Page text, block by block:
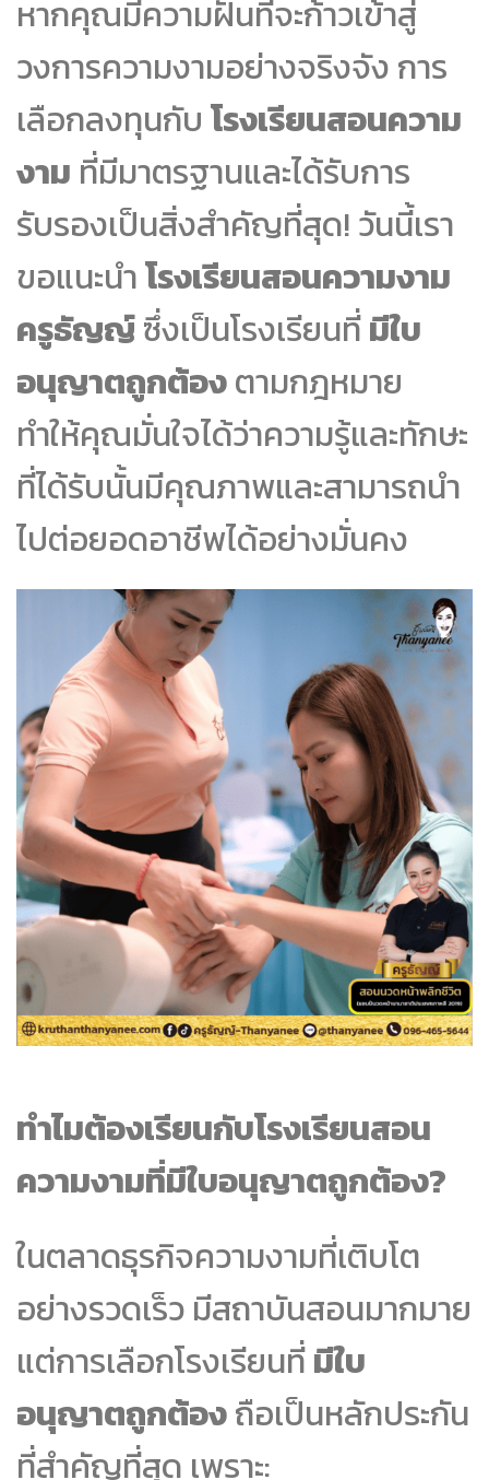
หากคุณมีความฝันที่จะก้าวเข้าสู่
วงการความงามอย่างจริงจัง การ
เลือกลงทุนกับ โรงเรียนสอนความ
งาม ที่มีมาตรฐานและได้รับการ
รับรองเป็นสิ่งสำคัญที่สุด! วันนี้เรา
ขอแนะนำโรงเรียนสอนความงาม
ครูธัญญ์ซึ่งเป็นโรงเรียนที่มีใบ
อนุญาตถูกต้องตามกฎหมาย
ทำให้คุณมั่นใจได้ว่าความรู้และทักษะ
ที่ได้รับนั้นมีคุณภาพและสามารถนำ
ไปต่อยอดอาชีพได้อย่างมั่นคง
ทำไมต้องเรียนกับโรงเรียนสอน
ความงามที่มีใบอนุญาตถูกต้อง?
ในตลาดธุรกิจความงามที่เติบโต
อย่างรวดเร็ว มีสถาบันสอนมากมาย
แต่การเลือกโรงเรียนที่มีใบ
อนุญาตถูกต้องถือเป็นหลักประกัน
ที่สำคัญที่สุด เพราะ: